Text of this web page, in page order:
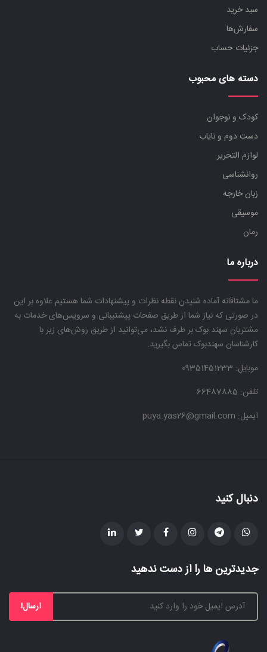
سبد خرید
سفارش‌ها
جزئیات حساب
دسته های محبوب
کودک و نوجوان
دست دوم و نایاب
لوازم التحریر
روانشناسی
زبان خارجه
موسیقی
رمان
درباره ما
ما مشتاقانه آماده شنیدن نقطه نظرات و پیشنهادات شما هستیم علاوه بر این
در صورتی که نیاز شما از طریق صفحات پیشتیبانی و سرویس‌های خدمات به
مشتریان سهند بوک بر طرف نشد، می‌توانید از طریق روش‌های زیر با
کارشناسان سهندبوک تماس بگیرید.
موبایل:
تلفن: 66487885
ایمیل: puya.yas26@gmail.com
دنبال کنید
جدیدترین ها را از دست ندهید
ارسال!